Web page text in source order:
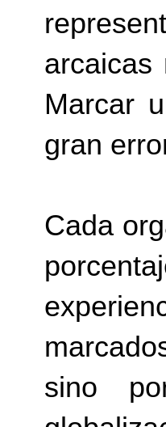
arcaicas
Marcar
gran
Cada
sino